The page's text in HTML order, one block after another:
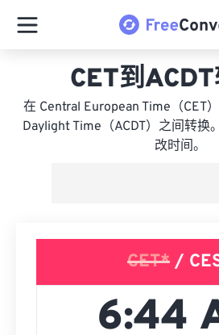
CET到
在 Central European Time（CET
Daylight Time（ACDT）之间转换
改时间。
CET* /